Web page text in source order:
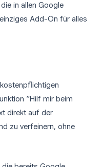
in allen Google
Add-On für alles
“Hilf mir beim
direkt auf der
zu verfeinern, ohne